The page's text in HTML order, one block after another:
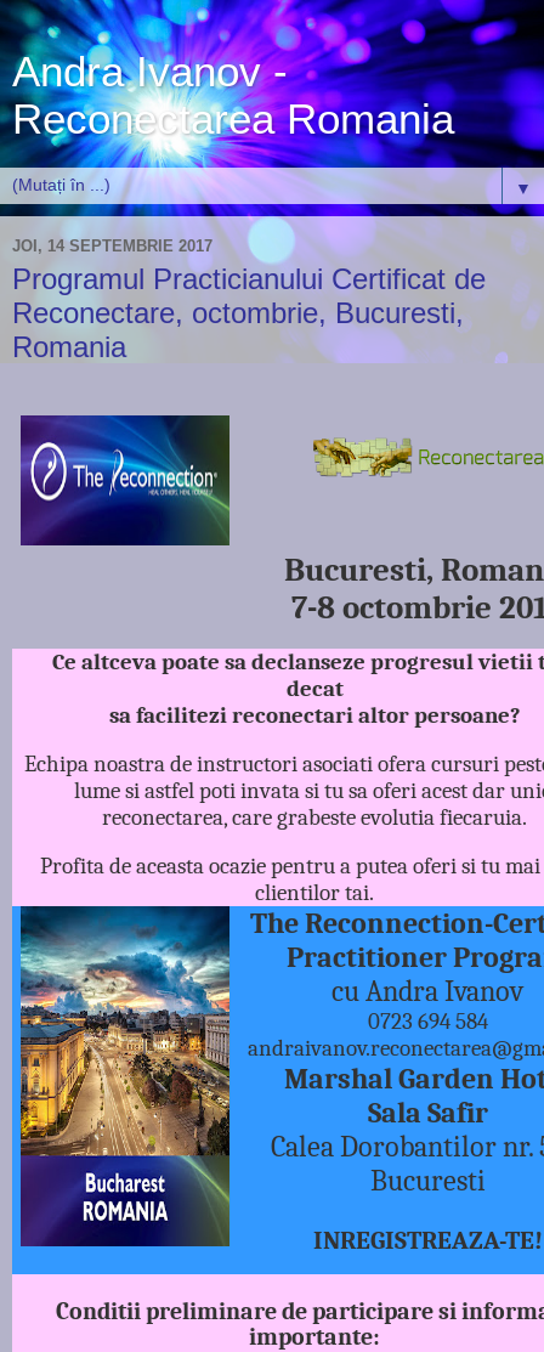
Andra Ivanov -
Reconectarea Romania
▼
JOI, 14 SEPTEMBRIE 2017
Programul Practicianului Certificat de
Reconectare, octombrie, Bucuresti,
Romania
Bucuresti,
7-8 octombrie
Ce altceva poate sa declanseze progresul vietii
decat
sa facilitezi reconectari altor persoane?
Echipa noastra de instructori asociati ofera cursuri
lume si astfel poti invata si tu sa oferi acest dar
reconectarea, care grabeste evolutia fiecaruia.
Profita de aceasta ocazie pentru a putea oferi si tu
clientilor tai.
The Reconnection-
Practitioner
cu Andra Ivanov
0723 694 584
Marshal Garden
Sala Safir
Calea Dorobantilor nr.
Bucuresti
INREGISTREAZA-TE!
Conditii preliminare de participare si
importante: